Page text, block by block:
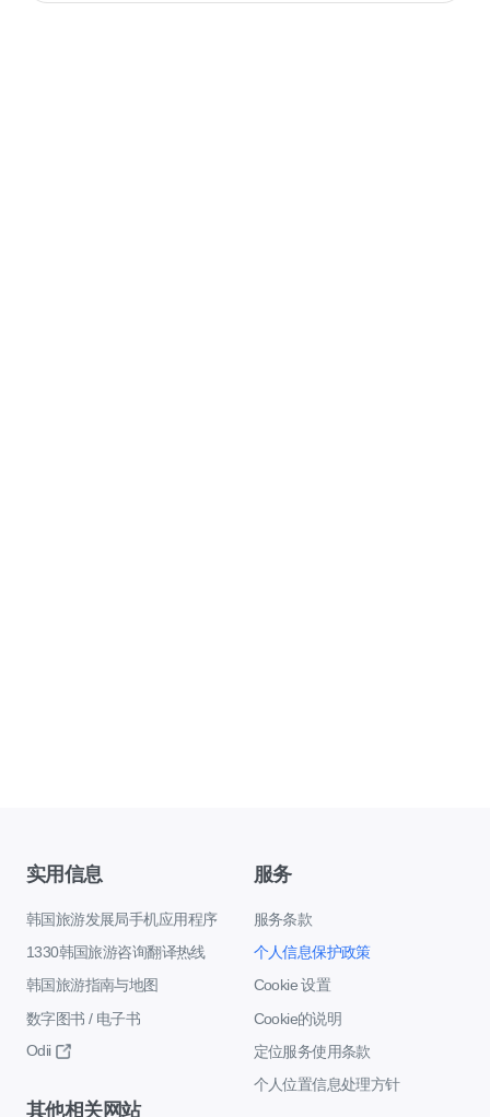
实用信息
韩国旅游发展局手机应用程序
1330韩国旅游咨询翻译热线
韩国旅游指南与地图
数字图书 / 电子书
Odii
服务
服务条款
个人信息保护政策
Cookie 设置
Cookie的说明
定位服务使用条款
个人位置信息处理方针
其他相关网站